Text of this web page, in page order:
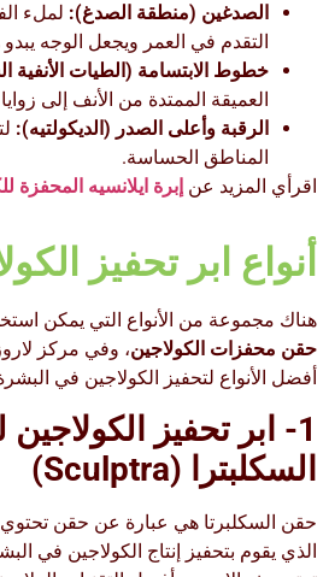
الصدغين (منطقة الصدغ): لملء
التقدم في العمر ويجعل الوجه يبدو
خطوط الابتسامة (الطيات الأنفية
العميقة الممتدة من الأنف إلى
الرقبة وأعلى الصدر (الديكولتيه):
المناطق الحساسة.
اقرأي المزيد عن إبرة ايلانسيه المحفزة
أنواع ابر تحفيز
هناك مجموعة من الأنواع التي يمكن
حقن محفزات الكولاجين، وفي مركز
أفضل الأنواع لتحفيز الكولاجين في
1- ابر تحفيز الكولاجين للوجه
السكلبترا
(Sculptra)
حقن السكلبرتا هي عبارة عن حقن
الذي يقوم بتحفيز إنتاج الكولاجين في